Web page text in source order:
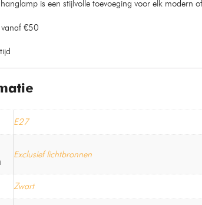
is een stijlvolle toevoeging voor elk modern
€50
E27
Exclusief lichtbronnen
Zwart